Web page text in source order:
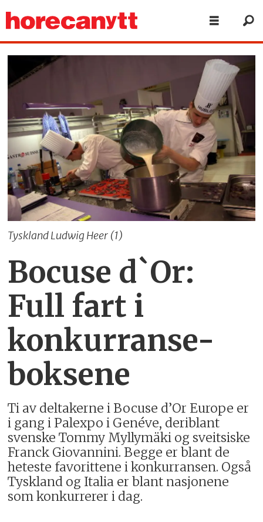
Tyskland Ludwig Heer (1)
Bocuse d`Or:
Full fart i
konkurranse-
boksene
Ti av deltakerne i Bocuse d’Or Europe er
i gang i Palexpo i Genéve, deriblant
svenske Tommy Myllymäki og sveitsiske
Franck Giovannini. Begge er blant de
heteste favorittene i konkurransen. Også
Tyskland og Italia er blant nasjonene
som konkurrerer i dag.